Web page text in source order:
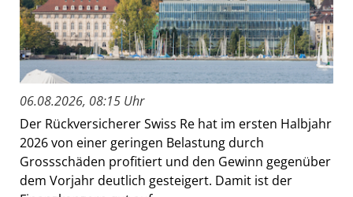
06.08.2026, 08:15 Uhr
Der Rückversicherer Swiss Re hat im ersten Halbjahr
2026 von einer geringen Belastung durch
Grossschäden profitiert und den Gewinn gegenüber
dem Vorjahr deutlich gesteigert. Damit ist der